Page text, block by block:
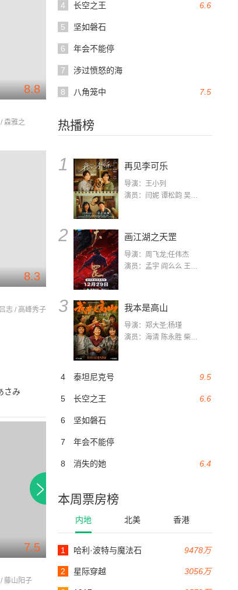
6.6
4 长空之王
5 坚如磐石
6 年会不能停
7 涉过愤怒的海
7.5
8 八角笼中
热播榜
1 再见李可乐
导演：王小列
演员：闫妮 谭松韵 吴京 蒋龙 赵小棠 冯雷 李虎城 平安 小七 小可乐
2 画江湖之天罡
导演：周飞龙;任伟杰
演员：孟宇 阎么么 王凯 郭政建 阎萌萌 杨默 高枫 齐斯伽 刘芊含 马程
3 我本是高山
导演：郑大圣;杨瑾
演员：海清 陈永胜 柴烨 王玥婷 万国鹏 美朵达瓦 赵瑞婷 罗解艳 郭莉娜 潘家艳
9.5
4 泰坦尼克号
6.6
5 长空之王
6 坚如磐石
7 年会不能停
6.4
8 消失的她
本周票房榜
内地 北美 香港
9478万
1 哈利·波特与魔法石
3056万
2 星际穿越
8.8
森雅之
8.3
志 / 高峰秀子
さみ
7.5
藤山阳子
哥斯拉之怪兽大进攻
83分钟
哥斯拉之机械哥